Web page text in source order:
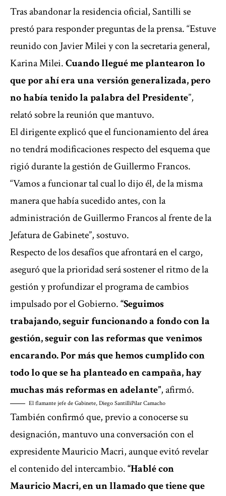
Tras abandonar la residencia oficial, Santilli se
prestó para responder preguntas de la prensa. “Estuve
reunido con Javier Milei y con la secretaria general,
Karina Milei.Cuando llegué me plantearon lo
que por ahí era una versión generalizada, pero
no había tenido la palabra del Presidente”,
relató sobre la reunión que mantuvo.
El dirigente explicó que el funcionamiento del área
no tendrá modificaciones respecto del esquema que
rigió durante la gestión de Guillermo Francos.
“Vamos a funcionar tal cual lo dijo él, de la misma
manera que había sucedido antes, con la
administración de Guillermo Francos al frente de la
Jefatura de Gabinete”, sostuvo.
Respecto de los desafíos que afrontará en el cargo,
aseguró que la prioridad será sostener el ritmo de la
gestión y profundizar el programa de cambios
impulsado por el Gobierno.“Seguimos
trabajando, seguir funcionando a fondo con la
gestión, seguir con las reformas que venimos
encarando. Por más que hemos cumplido con
todo lo que se ha planteado en campaña, hay
muchas más reformas en adelante”, afirmó.
El flamante jefe de Gabinete, Diego SantilliPilar Camacho
También confirmó que, previo a conocerse su
designación, mantuvo una conversación con el
expresidente Mauricio Macri, aunque evitó revelar
el contenido del intercambio.“Hablé con
Mauricio Macri, en un llamado que tiene que